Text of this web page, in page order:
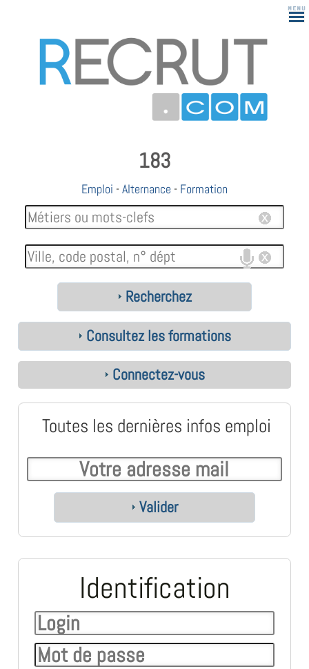
183
Emploi -Alternance - Formation
Recherchez
Consultez les formations
Connectez-vous
Toutes les dernières infos emploi
Valider
Identification